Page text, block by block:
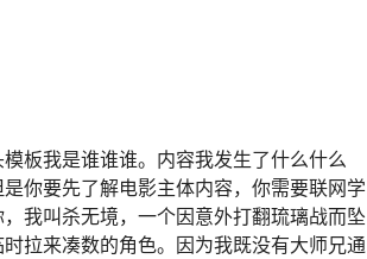
板我是谁谁谁。内容我发生了什么什么
你要先了解电影主体内容，你需要联网学
我叫杀无境，一个因意外打翻琉璃战而坠
拉来凑数的角色。因为我既没有大师兄通